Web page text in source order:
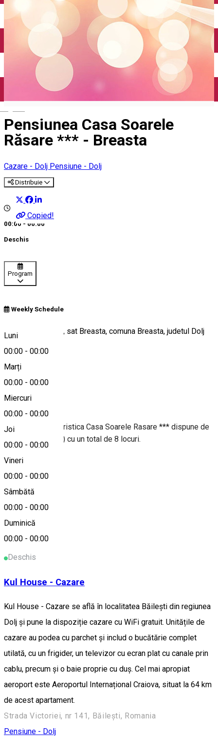
Închirieri auto
Închirieri biciclete
Încărcare vehicule electrice
Pensiunea Casa Soarele
Răsare *** - Breasta
Cazare - Dolj Pensiune - Dolj
Distribuie
Copied!
00:00 - 00:00
Deschis
Program
Weekly Schedule
Luni
00:00 - 00:00
Marți
00:00 - 00:00
Miercuri
00:00 - 00:00
Joi
00:00 - 00:00
Vineri
00:00 - 00:00
Sâmbătă
00:00 - 00:00
Duminică
00:00 - 00:00
str Italienilor, nr. 3, sat Breasta, comuna Breasta, judetul Dolj
Hartă
Despre
Pensiunea agroturistica Casa Soarele Rasare *** dispune de
4 camere ( spatii ) cu un total de 8 locuri.
3 margarete
Cazare - Dolj
Deschis
Kul House - Cazare
Kul House - Cazare se află în localitatea Băileşti din regiunea
Dolj și pune la dispoziție cazare cu WiFi gratuit. Unitățile de
cazare au podea cu parchet și includ o bucătărie complet
utilată, cu un frigider, un televizor cu ecran plat cu canale prin
cablu, precum și o baie proprie cu duș. Cel mai apropiat
aeroport este Aeroportul Internațional Craiova, situat la 64 km
de acest apartament.
Strada Victoriei, nr 141, Băilești, Romania
Pensiune - Dolj